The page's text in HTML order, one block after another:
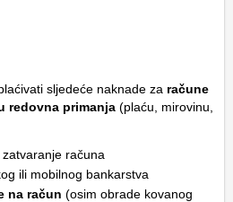
sljedeće naknade za račune
redovna primanja (plaću, mirovinu,
računa
ili mobilnog bankarstva
na račun (osim obrade kovanog